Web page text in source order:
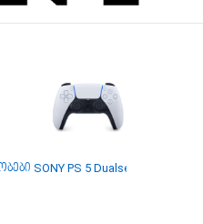
SONY PS 5 Dualsense Wireless